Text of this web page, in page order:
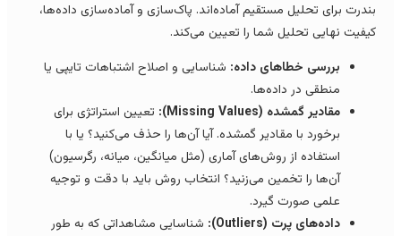
برای تحلیل مستقیم آماده‌اند. پاک‌سازی و آماده‌سازی داده‌ها،
نهایی تحلیل شما را تعیین می‌کند.
بررسی خطاهای داده: شناسایی و اصلاح اشتباهات تایپی یا
منطقی در داده‌ها.
مقادیر گمشده (Missing Values):
تعیین استراتژی برای
برخورد با مقادیر گمشده. آیا آن‌ها را حذف می‌کنید؟ یا با
استفاده از روش‌های آماری (مثل میانگین، میانه، رگرسیون)
آن‌ها را تخمین می‌زنید؟ انتخاب روش باید با دقت و توجیه
علمی صورت گیرد.
داده‌های پرت (Outliers):
شناسایی مشاهداتی که به طور